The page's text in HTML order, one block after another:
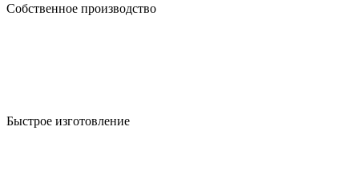
Собственное производство
Быстрое изготовление